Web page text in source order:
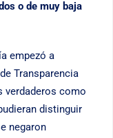
o de muy baja
empezó a
Transparencia
verdaderos como
distinguir
negaron